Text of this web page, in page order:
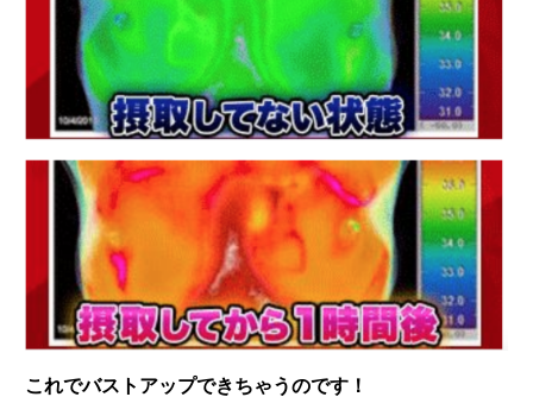
これでバストアップできちゃうのです！